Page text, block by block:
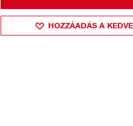
HOZZÁADÁS A